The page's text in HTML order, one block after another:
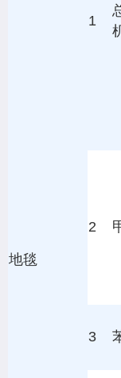
地毯
1
2
3